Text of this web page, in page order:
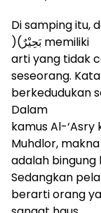
Di samping itu,
(بَحِيْرٌ)memiliki
arti yang tidak
seseorang.
berkedudukan
Dalam
kamus Al-‘Asry
Muhdlor,
adalah bingung
Sedangkan
berarti orang